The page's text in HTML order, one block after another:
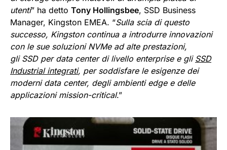
utenti” ha detto Tony Hollingsbee, SSD Business
Manager, Kingston EMEA. “Sulla scia di questo
successo, Kingston continua a introdurre innovazioni
con le sue soluzioni NVMe ad alte prestazioni,
gli SSD per data center di livello enterprise e gli SSD
Industrial integrati, per soddisfare le esigenze dei
moderni data center, degli ambienti edge e delle
applicazioni mission-critical.”